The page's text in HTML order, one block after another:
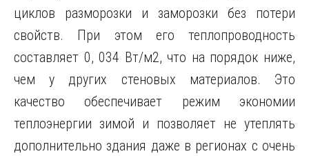
циклов разморозки и заморозки без потери
свойств. При этом его теплопроводность
составляет 0, 034 Вт/м2, что на порядок ниже,
чем у других стеновых материалов. Это
качество обеспечивает режим экономии
теплоэнергии зимой и позволяет не утеплять
дополнительно здания даже в регионах с очень